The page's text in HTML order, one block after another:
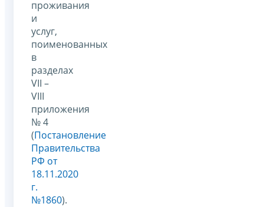
проживания
и
услуг,
поименованных
в
разделах
VII –
VIII
приложения
№ 4
(Постановление
Правительства
РФ от
18.11.2020
г.
№1860).